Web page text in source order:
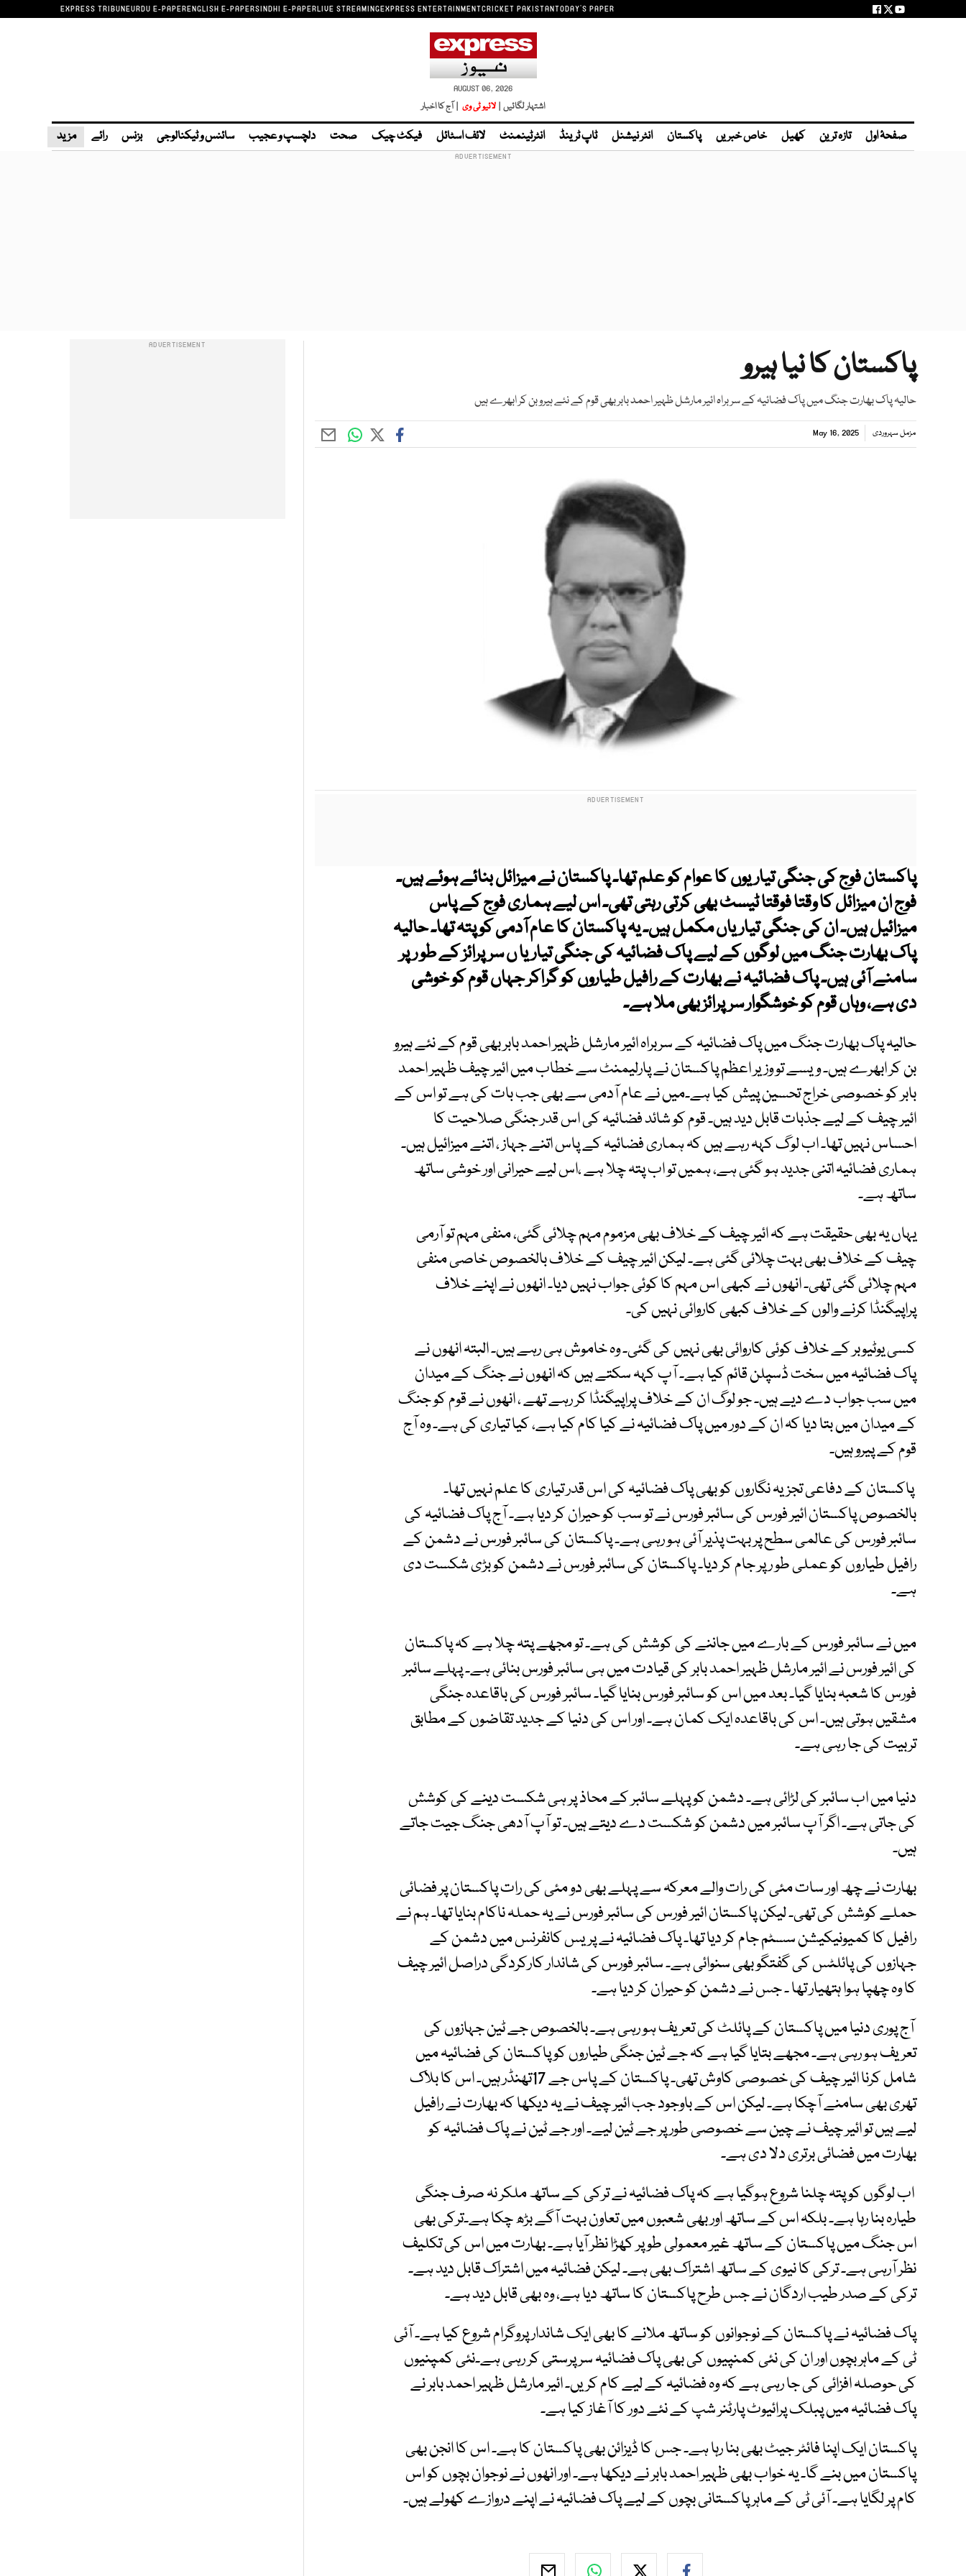
EXPRESS TRIBUNEURDU E-PAPERENGLISH E-PAPERSINDHI E-PAPERLIVE STREAMINGEXPRESS ENTERTAINMENTCRICKET PAKISTANTODAY'S PAPER
AUGUST 06, 2026
اشتہار لگائیں | لائیو ٹی وی | آج کا اخبار
صفحۂ اول تازہ ترین کھیل خاص خبریں پاکستان انٹر نیشنل ٹاپ ٹرینڈ انٹرٹینمنٹ لائف اسٹائل فیکٹ چیک صحت دلچسپ و عجیب سائنس و ٹیکنالوجی بزنس رائے مزید
پاکستان کا نیا ہیرو
حالیہ پاک بھارت جنگ میں پاک فضائیہ کے سربراہ ائیر مارشل ظہیر احمد بابر بھی قوم کے نئے ہیرو بن کر ابھرے ہیں
مزمل سہروردی May 16, 2025
پاکستان فوج کی جنگی تیاریوں کا عوام کو علم تھا۔ پاکستان نے میزائل بنائے ہوئے ہیں۔
فوج ان میزائل کا وقتا فوقتا ٹیسٹ بھی کرتی رہتی تھی۔ اس لیے ہماری فوج کے پاس
میزائیل ہیں۔ ان کی جنگی تیاریاں مکمل ہیں۔ یہ پاکستان کا عام آدمی کو پتہ تھا۔ حالیہ
پاک بھارت جنگ میں لوگوں کے لیے پاک فضائیہ کی جنگی تیاریا ں سرپرائز کے طو رپر
سامنے آئی ہیں۔ پاک فضائیہ نے بھارت کے رافیل طیاروں کو گراکر جہاں قوم کو خوشی
دی ہے، وہاں قوم کو خوشگوار سرپرائز بھی ملا ہے۔
حالیہ پاک بھارت جنگ میں پاک فضائیہ کے سربراہ ائیر مارشل ظہیر احمد بابر بھی قوم کے نئے ہیرو
بن کر ابھرے ہیں۔ ویسے تو وزیر اعظم پاکستان نے پارلیمنٹ سے خطاب میں ائیر چیف ظہیر احمد
بابر کو خصوصی خراج تحسین پیش کیا ہے۔میں نے عام آدمی سے بھی جب بات کی ہے تو اس کے
ائیر چیف کے لیے جذبات قابل دید ہیں۔ قوم کو شائد فضائیہ کی اس قدر جنگی صلاحیت کا
احساس نہیں تھا۔ اب لوگ کہہ رہے ہیں کہ ہماری فضائیہ کے پاس اتنے جہاز ، اتنے میزائیل ہیں۔
ہماری فضائیہ اتنی جدید ہو گئی ہے، ہمیں تو اب پتہ چلا ہے ،اس لیے حیرانی اور خوشی ساتھ
ساتھ ہے۔
یہاں یہ بھی حقیقت ہے کہ ائیر چیف کے خلاف بھی مزموم مہم چلائی گئی، منفی مہم تو آرمی
چیف کے خلاف بھی بہت چلائی گئی ہے۔ لیکن ائیر چیف کے خلاف بالخصوص خاصی منفی
مہم چلائی گئی تھی۔ انھوں نے کبھی اس مہم کا کوئی جواب نہیں دیا۔ انھوں نے اپنے خلاف
پراپیگنڈا کرنے والوں کے خلاف کبھی کاروائی نہیں کی۔
کسی یوٹیوبر کے خلاف کوئی کاروائی بھی نہیں کی گئی۔ وہ خاموش ہی رہے ہیں۔ البتہ انھوں نے
پاک فضائیہ میں سخت ڈسپلن قائم کیا ہے۔ آپ کہہ سکتے ہیں کہ انھوں نے جنگ کے میدان
میں سب جواب دے دیے ہیں۔ جو لوگ ان کے خلاف پراپیگنڈا کر رہے تھے ، انھوں نے قوم کو جنگ
کے میدان میں بتا دیا کہ ان کے دور میں پاک فضائیہ نے کیا کام کیا ہے، کیا تیاری کی ہے۔ وہ آج
قوم کے پیرو ہیں۔
پاکستان کے دفاعی تجزیہ نگاروں کو بھی پاک فضائیہ کی اس قدر تیاری کا علم نہیں تھا۔
بالخصوص پاکستان ائیر فورس کی سائبر فورس نے تو سب کو حیران کر دیا ہے۔ آج پاک فضائیہ کی
سائبر فورس کی عالمی سطح پر بہت پذیر آئی ہو رہی ہے۔ پاکستان کی سائبر فورس نے دشمن کے
رافیل طیاروں کو عملی طو رپر جام کر دیا۔ پاکستان کی سائبر فورس نے دشمن کو بڑی شکست دی
ہے۔
میں نے سائبر فورس کے بارے میں جاننے کی کوشش کی ہے۔ تو مجھے پتہ چلا ہے کہ پاکستان
کی ائیر فورس نے ائیر مارشل ظہیر احمد بابر کی قیادت میں ہی سائبر فورس بنائی ہے۔ پہلے سائبر
فورس کا شعبہ بنایا گیا۔ بعد میں اس کو سائبر فورس بنایا گیا۔ سائبر فورس کی باقاعدہ جنگی
مشقیں ہوتی ہیں۔ اس کی باقاعدہ ایک کمان ہے۔ اور اس کی دنیا کے جدید تقاضوں کے مطابق
تربیت کی جا رہی ہے۔
دنیا میں اب سائبر کی لڑائی ہے۔ دشمن کو پہلے سائبر کے محاذ پر ہی شکست دینے کی کوشش
کی جاتی ہے۔ اگر آپ سائبر میں دشمن کو شکست دے دیتے ہیں۔ تو آپ آدھی جنگ جیت جاتے
ہیں۔
بھارت نے چھ اور سات مئی کی رات والے معرکہ سے پہلے بھی دو مئی کی رات پاکستان پر فضائی
حملے کوشش کی تھی۔ لیکن پاکستان ائیر فورس کی سائبر فورس نے یہ حملہ ناکام بنایا تھا۔ ہم نے
رافیل کا کمیونیکیشن سسٹم جام کر دیا تھا۔ پاک فضائیہ نے پریس کانفرنس میں دشمن کے
جہازوں کی پائلٹس کی گفتگو بھی سنوائی ہے۔ سائبر فورس کی شاندار کارکردگی دراصل ائیر چیف
کا وہ چھپا ہوا ہتھیار تھا ۔ جس نے دشمن کو حیران کر دیا ہے۔
آج پوری دنیا میں پاکستان کے پائلٹ کی تعریف ہو رہی ہے۔ بالخصوص جے ٹین جہازوں کی
تعریف ہو رہی ہے۔ مجھے بتایا گیا ہے کہ جے ٹین جنگی طیاروں کو پاکستان کی فضائیہ میں
شامل کرنا ائیر چیف کی خصوصی کاوش تھی۔ پاکستان کے پاس جے 17تھنڈر ہیں۔ اس کا بلاک
تھری بھی سامنے آچکا ہے۔ لیکن اس کے باوجود جب ائیر چیف نے یہ دیکھا کہ بھارت نے رافیل
لیے ہیں تو ائیر چیف نے چین سے خصوصی طورپر جے ٹین لیے۔ اور جے ٹین نے پاک فضائیہ کو
بھارت میں فضائی برتری دلا دی ہے۔
اب لوگوں کو پتہ چلنا شروع ہوگیا ہے کہ پاک فضائیہ نے ترکی کے ساتھ ملکر نہ صرف جنگی
طیارہ بنا رہا ہے۔ بلکہ اس کے ساتھ اور بھی شعبوں میں تعاون بہت آگے بڑھ چکا ہے۔ترکی بھی
اس جنگ میں پاکستان کے ساتھ غیر معمولی طو پر کھڑا نظر آیا ہے۔ بھارت میں اس کی تکلیف
نظر آرہی ہے۔ ترکی کا نیوی کے ساتھ اشتراک بھی ہے۔ لیکن فضائیہ میں اشتراک قابل دید ہے۔
ترکی کے صدر طیب اردگان نے جس طرح پاکستان کا ساتھ دیا ہے، وہ بھی قابل دید ہے۔
پاک فضائیہ نے پاکستان کے نوجوانوں کو ساتھ ملانے کا بھی ایک شاندار پروگرام شروع کیا ہے۔ آئی
ٹی کے ماہر بچوں اور ان کی نئی کمنپیوں کی بھی پاک فضائیہ سرپرستی کر رہی ہے۔نئی کمپنیوں
کی حوصلہ افزائی کی جا رہی ہے کہ وہ فضائیہ کے لیے کام کریں۔ ائیر مارشل ظہیر احمد بابر نے
پاک فضائیہ میں پبلک پرائیوٹ پارٹنر شپ کے نئے دور کا آغاز کیا ہے۔
پاکستان ایک اپنا فائٹر جیٹ بھی بنا رہا ہے۔ جس کا ڈیزائن بھی پاکستان کا ہے۔ اس کا انجن بھی
پاکستان میں بنے گا۔ یہ خواب بھی ظہیر احمد بابر نے دیکھا ہے۔ اور انھوں نے نوجوان بچوں کو اس
کام پر لگایا ہے۔ آئی ٹی کے ماہر پاکستانی بچوں کے لیے پاک فضائیہ نے اپنے دروازے کھولے ہیں۔